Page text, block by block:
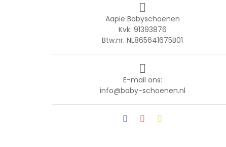

Aapie Babyschoenen
Kvk. 91393876
Btw.nr. NL865641675B01

E-mail ons:
info@baby-schoenen.nl